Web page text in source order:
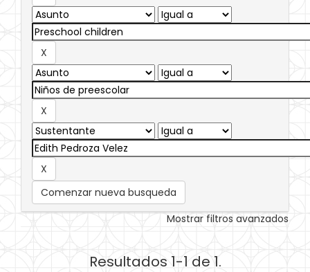
Comenzar nueva busqueda
Mostrar filtros avanzados
Resultados 1-1 de 1.